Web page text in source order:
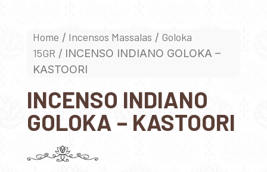
Home / Incensos Massalas / Goloka
15GR / INCENSO INDIANO GOLOKA –
KASTOORI
INCENSO INDIANO
GOLOKA – KASTOORI